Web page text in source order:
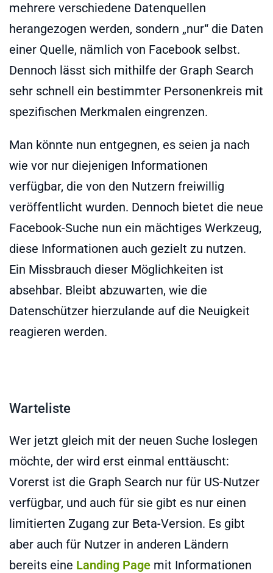
mehrere verschiedene Datenquellen
herangezogen werden, sondern „nur“ die Daten
einer Quelle, nämlich von Facebook selbst.
Dennoch lässt sich mithilfe der Graph Search
sehr schnell ein bestimmter Personenkreis mit
spezifischen Merkmalen eingrenzen.
Man könnte nun entgegnen, es seien ja nach
wie vor nur diejenigen Informationen
verfügbar, die von den Nutzern freiwillig
veröffentlicht wurden. Dennoch bietet die neue
Facebook-Suche nun ein mächtiges Werkzeug,
diese Informationen auch gezielt zu nutzen.
Ein Missbrauch dieser Möglichkeiten ist
absehbar. Bleibt abzuwarten, wie die
Datenschützer hierzulande auf die Neuigkeit
reagieren werden.
Warteliste
Wer jetzt gleich mit der neuen Suche loslegen
möchte, der wird erst einmal enttäuscht:
Vorerst ist die Graph Search nur für US-Nutzer
verfügbar, und auch für sie gibt es nur einen
limitierten Zugang zur Beta-Version. Es gibt
aber auch für Nutzer in anderen Ländern
bereits eine Landing Page mit Informationen